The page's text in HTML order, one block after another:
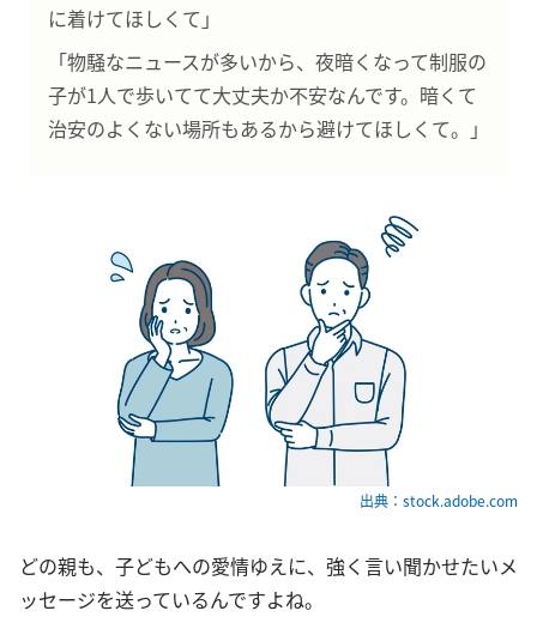
に着けてほしくて」
「物騒なニュースが多いから、夜暗くなって制服の
子が1人で歩いてて大丈夫か不安なんです。暗くて
治安のよくない場所もあるから避けてほしくて。」
出典：stock.adobe.com
どの親も、子どもへの愛情ゆえに、強く言い聞かせたいメ
ッセージを送っているんですよね。